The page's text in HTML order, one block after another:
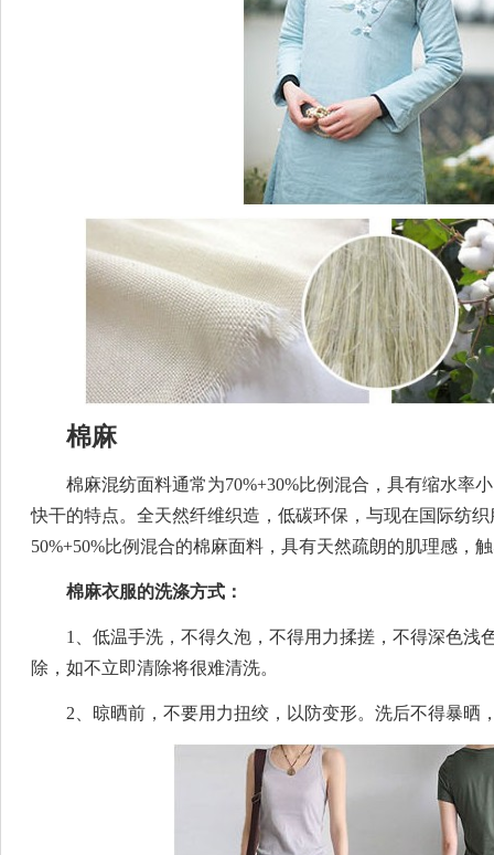
棉麻
棉麻混纺面料通常为70%+30%比例混合，具有缩水率
快干的特点。全天然纤维织造，低碳环保，与现在国际纺
50%+50%比例混合的棉麻面料，具有天然疏朗的肌理感，
棉麻衣服的洗涤方式：
1、低温手洗，不得久泡，不得用力揉搓，不得深色浅
除，如不立即清除将很难清洗。
2、晾晒前，不要用力扭绞，以防变形。洗后不得暴晒